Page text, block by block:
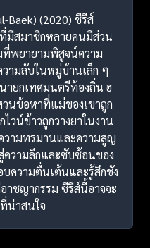
Baek) (2020) ซีรีส์
มีสมาชิกหลายคนมีส่วน
ที่พยายามพิสูจน์ความ
ามลับในหมู่บ้านเล็ก ๆ
ายกเทศมนตรีท้องถิ่น ฮ
วนข้อหาที่แม่ของเขาถูก
วน์ข้าวถูกวางยาในงาน
วามทรมานและความสูญ
ความลึกและซับซ้อนของ
ความตื่นเต้นและรู้สึกชัง
าชญากรรม ซีรีส์นี้อาจจะ
น่าสนใจ